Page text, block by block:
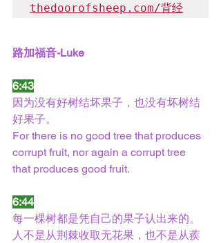
thedoorofsheep.com/背经
路加福音-Luke
6:43
因为没有好树结坏果子，也没有坏树结
好果子。
For there is no good tree that produces
corrupt fruit, nor again a corrupt tree
that produces good fruit.
6:44
每一棵树都是凭自己的果子认出来的。
人不是从荆棘收取无花果，也不是从蒺